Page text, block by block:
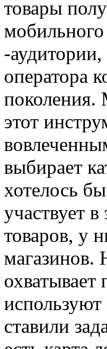
товары
-
оператора
поколения.
этот
выбирает
хотелось
участвует
товаров, у
магазинов.
ставили